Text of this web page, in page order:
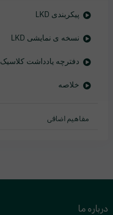
پیکربندی LKD
نسخه ی نمایشی LKD
دفترچه یادداشت کلاسیک
خلاصه
مفاهیم اضافی
درباره ما